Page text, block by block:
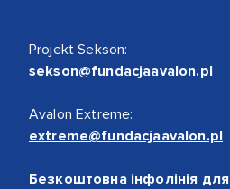
Projekt Sekson:
sekson@fundacjaavalon.pl
Avalon Extreme:
extreme@fundacjaavalon.pl
Безкоштовна інфолінія для